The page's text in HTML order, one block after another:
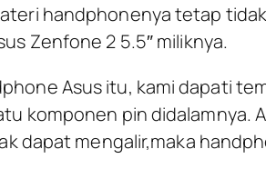
handphonenya tetap
Zenfone 2 5.5″ miliknya.
Asus itu, kami dapati
komponen pin didalamnya.
dapat mengalir,maka